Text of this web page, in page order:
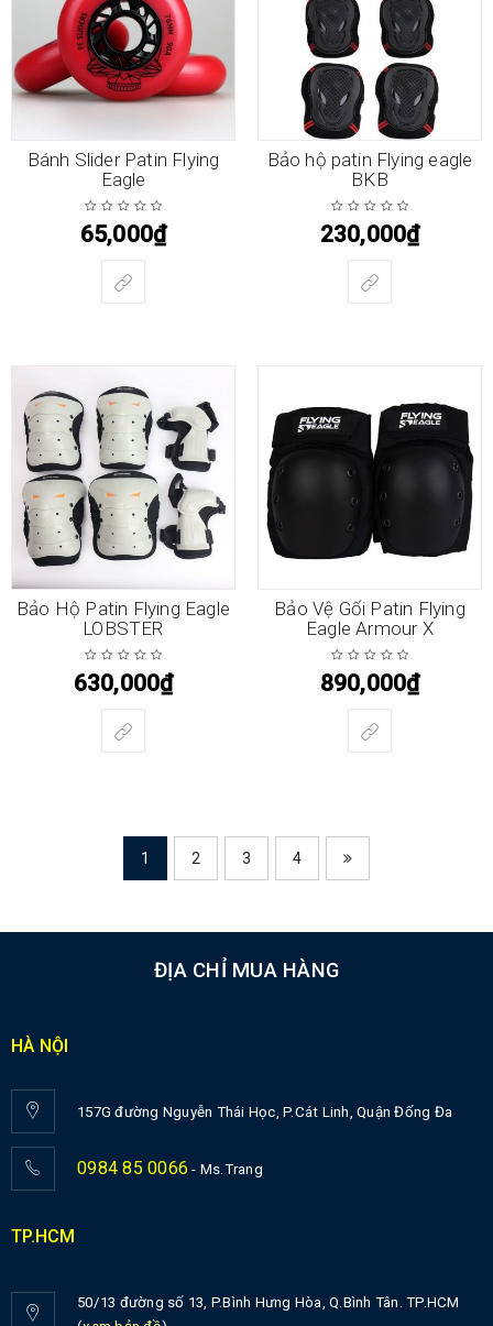
Bánh Slider Patin Flying
Eagle
65,000₫
Bảo hộ patin Flying eagle
BKB
230,000₫
Bảo Hộ Patin Flying Eagle
LOBSTER
630,000₫
Bảo Vệ Gối Patin Flying
Eagle Armour X
890,000₫
1 2 3 4
ĐỊA CHỈ MUA HÀNG
HÀ NỘI
157G đường Nguyễn Thái Học, P.Cát Linh, Quận Đống Đa
0984 85 0066 - Ms.Trang
TP.HCM
50/13 đường số 13, P.Bình Hưng Hòa, Q.Bình Tân. TP.HCM